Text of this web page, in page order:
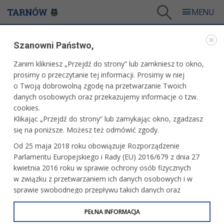
Ostatni spacer po wystawie „Najbliżej”
WARTO PRZECZYTAĆ
OSTATNI SPACER PO WYSTAWIE „NAJBLIŻEJ”
15.02.2024, 14:00 Redakcja tarnow.pl
Ku końcowi zbliża się jedna z pierwszych w tym roku
ekspozycji Biura Wystaw Artystycznych „Najbliżej”.
Prezentuje ona kilkunastu artystów, których wystawy
indywidualne można było podziwiać w ostatnich dziesięciu
latach istnienia galerii w Pałacyku Strzeleckim. W niedzielę,
25 lutego odbędzie się ostatni spacerek po wystawie.
Oprowadzać będzie Krzysztof Maniak, jeden z autorów.
Wstęp wolny, początek o godzinie 15.
Szanowni Państwo,
Zanim klikniesz „Przejdź do strony” lub zamkniesz to okno,
prosimy o przeczytanie tej informacji. Prosimy w niej
o Twoją dobrowolną zgodę na przetwarzanie Twoich
danych osobowych oraz przekazujemy informacje o tzw.
cookies.
Klikając „Przejdź do strony” lub zamykając okno, zgadzasz
się na poniższe. Możesz też odmówić zgody.
Od 25 maja 2018 roku obowiązuje Rozporządzenie
Parlamentu Europejskiego i Rady (EU) 2016/679 z dnia 27
kwietnia 2016 roku w sprawie ochrony osób fizycznych
w związku z przetwarzaniem ich danych osobowych i w
sprawie swobodnego przepływu takich danych oraz
uchylenia dyrektywy 95/46/WE (określane jako RODO, GDPR
lub Ogólne Rozporządzenie o Ochronie Danych
PEŁNA INFORMACJA